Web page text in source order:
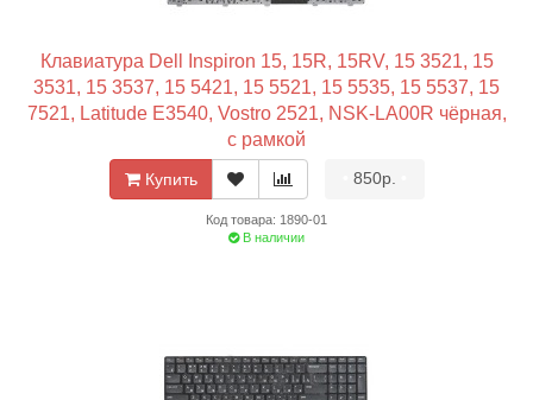
Клавиатура Dell Inspiron 15, 15R, 15RV, 15 3521, 15
3531, 15 3537, 15 5421, 15 5521, 15 5535, 15 5537, 15
7521, Latitude E3540, Vostro 2521, NSK-LA00R чёрная,
с рамкой
Купить 850р.
Код товара: 1890-01
В наличии